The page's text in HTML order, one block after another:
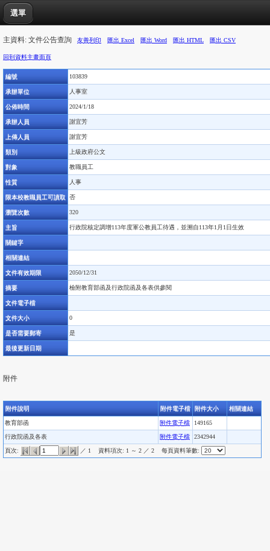
選單
主資料: 文件公告查詢 友善列印 匯出 Excel 匯出 Word 匯出 HTML 匯出 CSV
回到資料主畫面頁
編號 103839
承辦單位 人事室
公佈時間 2024/1/18
承辦人員 謝宜芳
上傳人員 謝宜芳
類別 上級政府公文
對象 教職員工
性質 人事
限本校教職員工可讀取 否
瀏覽次數 320
主旨 行政院核定調增113年度軍公教員工待遇，並溯自113年1月1日生效
關鍵字
相關連結
文件有效期限 2050/12/31
摘要 檢附教育部函及行政院函及各表供參閱
文件電子檔
文件大小 0
是否需要郵寄 是
最後更新日期
附件
附件說明 附件電子檔 附件大小 相關連結
教育部函 附件電子檔 149165
行政院函及各表 附件電子檔 2342944
頁次: ／ 1 資料項次: 1 ～ 2 ／ 2 每頁資料筆數: